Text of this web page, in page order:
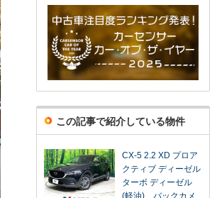
この記事で紹介している物件
CX-5 2.2 XD プロア
クティブ ディーゼル
ターボ ディーゼル
(軽油) バックカメ